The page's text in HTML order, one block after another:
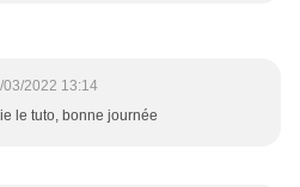
03/2022 13:14
le tuto, bonne journée